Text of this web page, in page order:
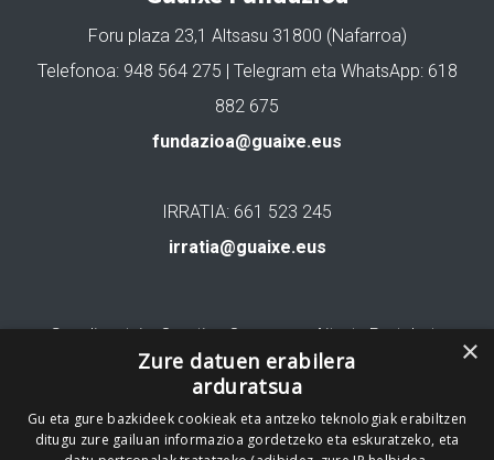
Foru plaza 23,1 Altsasu 31800 (Nafarroa)
Telefonoa: 948 564 275 | Telegram eta WhatsApp: 618
882 675
fundazioa@guaixe.eus
IRRATIA: 661 523 245
irratia@guaixe.eus
Gure lizentzia: Creative Commons Aitortu Partekatu
Codesyntaxek garatua
×
Zure datuen erabilera
arduratsua
Gu eta gure bazkideek cookieak eta antzeko teknologiak erabiltzen
ditugu zure gailuan informazioa gordetzeko eta eskuratzeko, eta